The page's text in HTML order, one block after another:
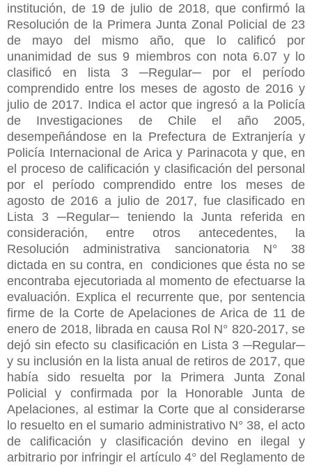
institución, de 19 de julio de 2018, que confirmó la
Resolución de la Primera Junta Zonal Policial de 23
de mayo del mismo año, que lo calificó por
unanimidad de sus 9 miembros con nota 6.07 y lo
clasificó en lista 3 ─Regular─ por el período
comprendido entre los meses de agosto de 2016 y
julio de 2017. Indica el actor que ingresó a la Policía
de Investigaciones de Chile el año 2005,
desempeñándose en la Prefectura de Extranjería y
Policía Internacional de Arica y Parinacota y que, en
el proceso de calificación y clasificación del personal
por el período comprendido entre los meses de
agosto de 2016 a julio de 2017, fue clasificado en
Lista 3 ─Regular─ teniendo la Junta referida en
consideración, entre otros antecedentes, la
Resolución administrativa sancionatoria N° 38
dictada en su contra, en condiciones que ésta no se
encontraba ejecutoriada al momento de efectuarse la
evaluación. Explica el recurrente que, por sentencia
firme de la Corte de Apelaciones de Arica de 11 de
enero de 2018, librada en causa Rol N° 820-2017, se
dejó sin efecto su clasificación en Lista 3 ─Regular─
y su inclusión en la lista anual de retiros de 2017, que
había sido resuelta por la Primera Junta Zonal
Policial y confirmada por la Honorable Junta de
Apelaciones, al estimar la Corte que al considerarse
lo resuelto en el sumario administrativo N° 38, el acto
de calificación y clasificación devino en ilegal y
arbitrario por infringir el artículo 4° del Reglamento de